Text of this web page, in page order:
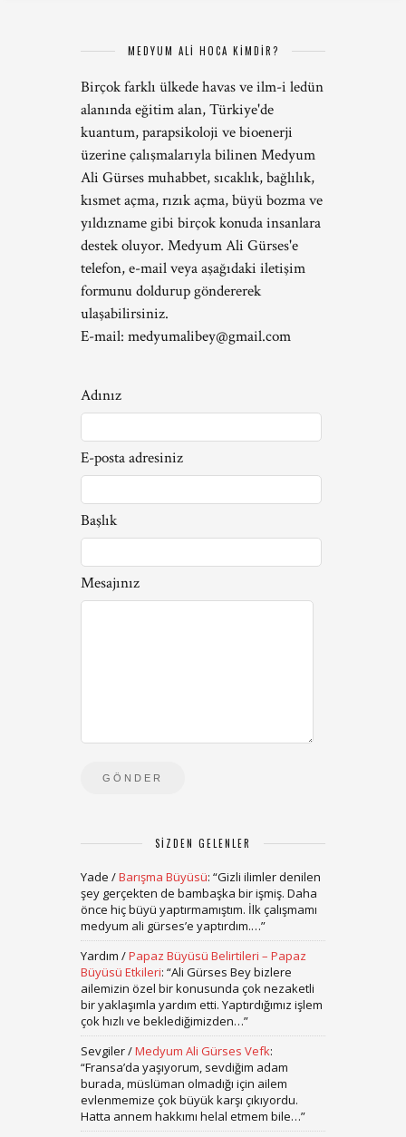
MEDYUM ALİ HOCA KİMDİR?
Birçok farklı ülkede havas ve ilm-i ledün
alanında eğitim alan, Türkiye'de
kuantum, parapsikoloji ve bioenerji
üzerine çalışmalarıyla bilinen Medyum
Ali Gürses muhabbet, sıcaklık, bağlılık,
kısmet açma, rızık açma, büyü bozma ve
yıldızname gibi birçok konuda insanlara
destek oluyor. Medyum Ali Gürses'e
telefon, e-mail veya aşağıdaki iletişim
formunu doldurup göndererek
ulaşabilirsiniz.
E-mail: medyumalibey@gmail.com
Adınız
E-posta adresiniz
Başlık
Mesajınız
SIZDEN GELENLER
Yade /Barışma Büyüsü: “Gizli ilimler denilen
şey gerçekten de bambaşka bir işmiş. Daha
önce hiç büyü yaptırmamıştım. İlk çalışmamı
medyum ali gürses’e yaptırdım.…”
Yardım /Papaz Büyüsü Belirtileri – Papaz
Büyüsü Etkileri: “Ali Gürses Bey bizlere
ailemizin özel bir konusunda çok nezaketli
bir yaklaşımla yardım etti. Yaptırdığımız işlem
çok hızlı ve beklediğimizden…”
Sevgiler/Medyum Ali Gürses Vefk:
“Fransa’da yaşıyorum, sevdiğim adam
burada, müslüman olmadığı için ailem
evlenmemize çok büyük karşı çıkıyordu.
Hatta annem hakkımı helal etmem bile…”